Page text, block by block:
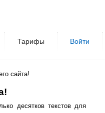
Тарифы Войти
сайта!
десятков текстов для